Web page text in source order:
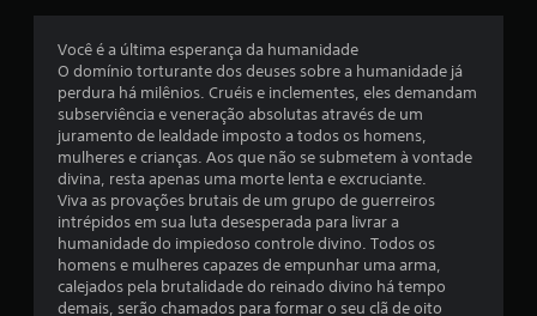
s
e
m
u
o
Você é a última esperança da humanidade
O domínio torturante dos deuses sobre a humanidade já
perdura há milênios. Cruéis e inclementes, eles demandam
subserviência e veneração absolutas através de um
juramento de lealdade imposto a todos os homens,
mulheres e crianças. Aos que não se submetem à vontade
divina, resta apenas uma morte lenta e excruciante.
Viva as provações brutais de um grupo de guerreiros
intrépidos em sua luta desesperada para livrar a
humanidade do impiedoso controle divino. Todos os
homens e mulheres capazes de empunhar uma arma,
calejados pela brutalidade do reinado divino há tempo
demais, serão chamados para formar o seu clã de oito